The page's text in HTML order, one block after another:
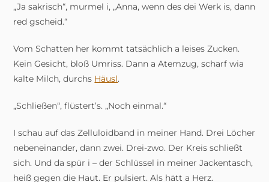
„Ja sakrisch“, murmel i, „Anna, wenn des dei Werk is, dann
red gscheid.“
Vom Schatten her kommt tatsächlich a leises Zucken.
Kein Gesicht, bloß Umriss. Dann a Atemzug, scharf wia
kalte Milch, durchs Häusl.
„Schließen“, flüstert’s. „Noch einmal.“
I schau auf das Zelluloidband in meiner Hand. Drei Löcher
nebeneinander, dann zwei. Drei-zwo. Der Kreis schließt
sich. Und da spür i – der Schlüssel in meiner Jackentasch,
heiß gegen die Haut. Er pulsiert. Als hätt a Herz.